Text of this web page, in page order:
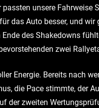
unsere Fahrweise
das Auto besser, und wir
des Shakedowns
zwei
Energie. Bereits nach
die Pace stimmte, der
der zweiten